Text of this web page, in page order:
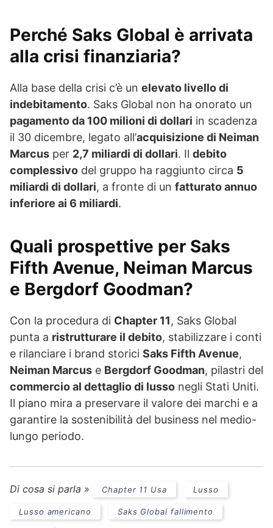
Perché Saks Global è arrivata
alla crisi finanziaria?
Alla base della crisi c’è un elevato livello di
indebitamento. Saks Global non ha onorato un
pagamento da 100 milioni di dollari in scadenza
il 30 dicembre, legato all’acquisizione di Neiman
Marcus per 2,7 miliardi di dollari. Il debito
complessivo del gruppo ha raggiunto circa 5
miliardi di dollari, a fronte di un fatturato annuo
inferiore ai 6 miliardi.
Quali prospettive per Saks
Fifth Avenue, Neiman Marcus
e Bergdorf Goodman?
Con la procedura di Chapter 11, Saks Global
punta a ristrutturare il debito, stabilizzare i conti
e rilanciare i brand storici Saks Fifth Avenue,
Neiman Marcus e Bergdorf Goodman, pilastri del
commercio al dettaglio di lusso negli Stati Uniti.
Il piano mira a preservare il valore dei marchi e a
garantire la sostenibilità del business nel medio-
lungo periodo.
Di cosa si parla » Chapter 11 Usa Lusso
Lusso americano Saks Global fallimento